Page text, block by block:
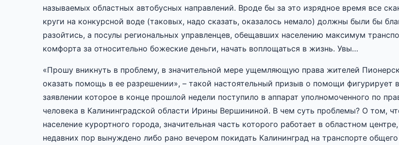
называемых областных автобусных направлений. Вроде бы за это изрядное время все
круги на конкурсной воде (таковых, надо сказать, оказалось немало) должны были бы
разойтись, а посулы региональных управленцев, обещавших населению максимум
комфорта за относительно божеские деньги, начать воплощаться в жизнь. Увы…
«Прошу вникнуть в проблему, в значительной мере ущемляющую права жителей
оказать помощь в ее разрешении», – такой настоятельный призыв о помощи фигурирует в
заявлении которое в конце прошлой недели поступило в аппарат уполномоченного по
человека в Калининградской области Ирины Вершининой. В чем суть проблемы? О том,
население курортного города, значительная часть которого работает в областном
недавних пор вынуждено либо рано вечером покидать Калининград на транспорте общего